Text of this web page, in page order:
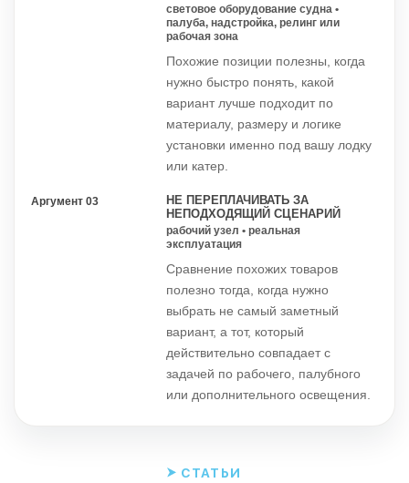
световое оборудование судна •
палуба, надстройка, релинг или
рабочая зона
Похожие позиции полезны, когда
нужно быстро понять, какой
вариант лучше подходит по
материалу, размеру и логике
установки именно под вашу лодку
или катер.
Аргумент 03
НЕ ПЕРЕПЛАЧИВАТЬ ЗА
НЕПОДХОДЯЩИЙ СЦЕНАРИЙ
рабочий узел • реальная
эксплуатация
Сравнение похожих товаров
полезно тогда, когда нужно
выбрать не самый заметный
вариант, а тот, который
действительно совпадает с
задачей по рабочего, палубного
или дополнительного освещения.
СТАТЬИ